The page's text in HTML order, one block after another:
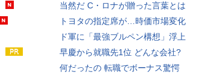
当然だ C・ロナが贈った言葉とは
トヨタの指定席が…時価市場変化
ド軍に「最強ブルペン構想」浮上
早慶から就職先1位 どんな会社?
何だったの 転職でボーナス驚愕